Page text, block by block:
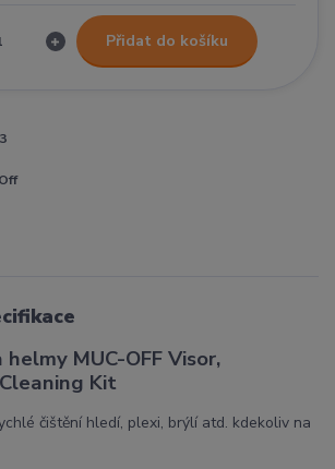
Přidat do košíku
MUC-OFF Visor,
Kit
čištění hledí, plexi, brýlí atd. kdekoliv na